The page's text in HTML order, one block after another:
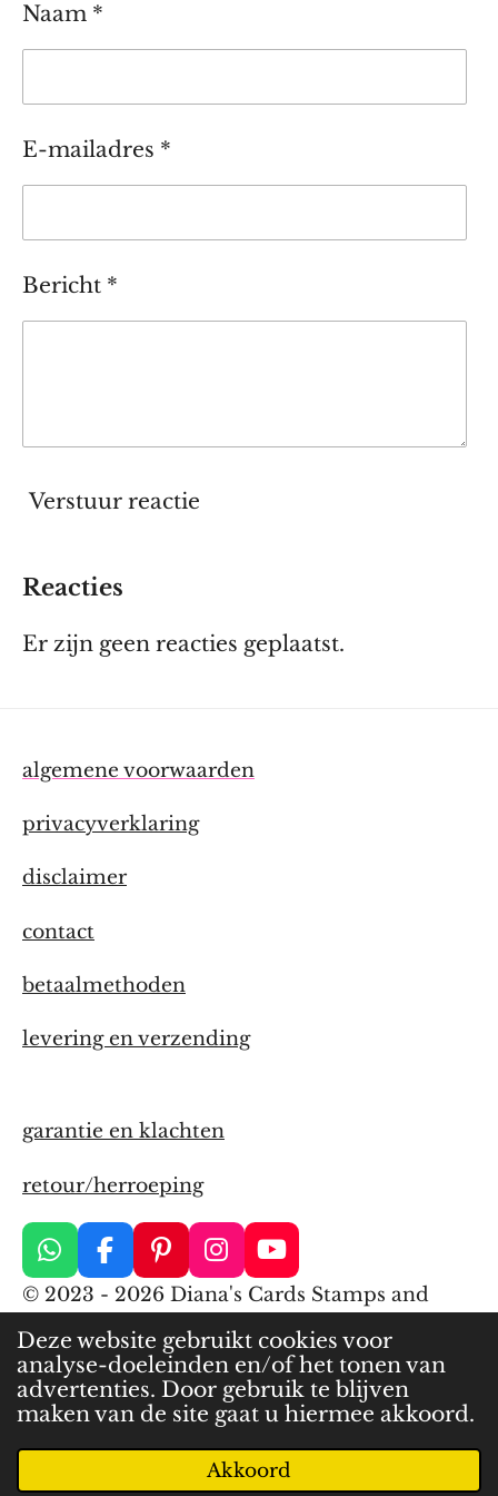
Deze website gebruikt cookies voor
analyse-doeleinden en/of het tonen van
advertenties. Door gebruik te blijven
maken van de site gaat u hiermee akkoord.
Akkoord
Naam *
E-mailadres *
Bericht *
Verstuur reactie
Reacties
Er zijn geen reacties geplaatst.
algemene voorwaarden
privacyverklaring
disclaimer
contact
betaalmethoden
levering en verzending
garantie en klachten
retour/herroeping
W
h
a
t
s
A
p
F
a
c
e
b
o
o
P
i
n
t
e
r
e
t
I
n
s
t
a
g
r
a
m
Y
o
u
T
u
b
e
© 2023 - 2026 Diana's Cards Stamps and
More
Powered by JouwWeb
Telefoonnummer